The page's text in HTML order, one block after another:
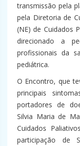
transmissão pela
pela Diretoria de
(NE) de Cuidados
direcionado a
profissionais da
pediátrica.
O Encontro, que
principais
portadores de
Silvia Maria de
Cuidados
participação de